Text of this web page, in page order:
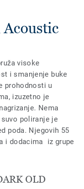
Acoustic
visoke
i smanjenje buke
prohodnosti u
izuzetno je
Nema
poliranje je
poda. Njegovih 55
i dodacima iz grupe
OLD